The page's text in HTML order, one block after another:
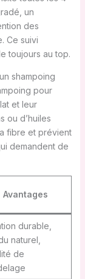
un
des
Ce suivi
toujours au top.
shampoing
pour
et leur
ou d’huiles
fibre et prévient
demandent de
Avantages
durable,
naturel,
de